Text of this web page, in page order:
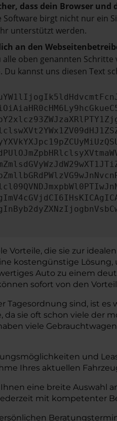
dass dein Browser
Software birgt nicht nur ein
unterstützt werden.
an den
alle oben genannten
Du kannst uns diesen Text
Vorteile, die sie zur
kostengünstige
Auto zu einem
sofort von den
Tagesordnung sind, ist
sie oft schon viele der
viele
und
Ihres aktuellen
eine breite Auswahl
mit kompetenter